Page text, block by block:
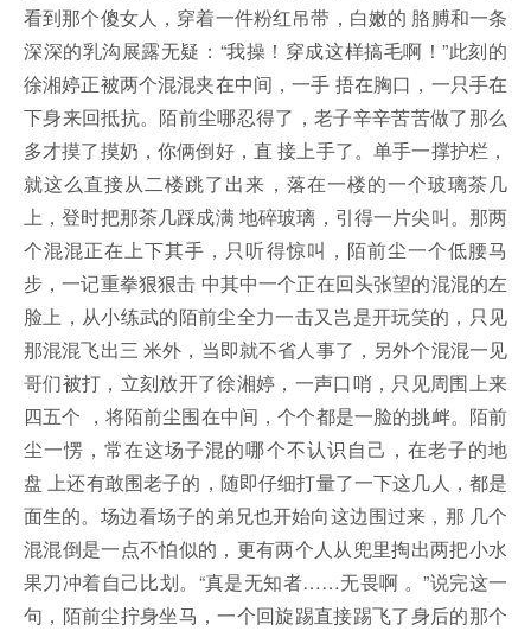
看到那个傻女人，穿着一件粉红吊带，白嫩的 胳膊和一条
深深的乳沟展露无疑：“我操！穿成这样搞毛啊！”此刻的
徐湘婷正被两个混混夹在中间，一手 捂在胸口，一只手在
下身来回抵抗。陌前尘哪忍得了，老子辛辛苦苦做了那么
多才摸了摸奶，你俩倒好，直 接上手了。单手一撑护栏，
就这么直接从二楼跳了出来，落在一楼的一个玻璃茶几
上，登时把那茶几踩成满 地碎玻璃，引得一片尖叫。那两
个混混正在上下其手，只听得惊叫，陌前尘一个低腰马
步，一记重拳狠狠击 中其中一个正在回头张望的混混的左
脸上，从小练武的陌前尘全力一击又岂是开玩笑的，只见
那混混飞出三 米外，当即就不省人事了，另外个混混一见
哥们被打，立刻放开了徐湘婷，一声口哨，只见周围上来
四五个 ，将陌前尘围在中间，个个都是一脸的挑衅。陌前
尘一愣，常在这场子混的哪个不认识自己，在老子的地
盘 上还有敢围老子的，随即仔细打量了一下这几人，都是
面生的。场边看场子的弟兄也开始向这边围过来，那 几个
混混倒是一点不怕似的，更有两个人从兜里掏出两把小水
果刀冲着自己比划。“真是无知者……无畏啊 。”说完这一
句，陌前尘拧身坐马，一个回旋踢直接踢飞了身后的那个